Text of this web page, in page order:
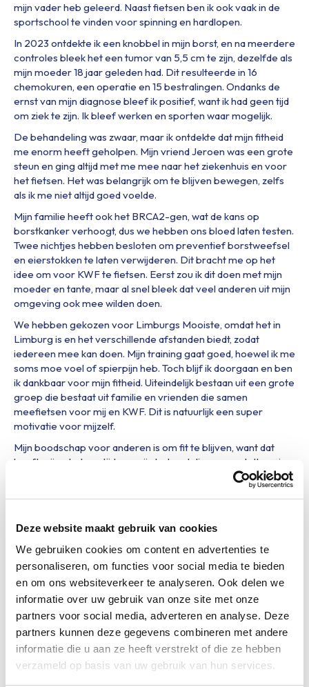
Deze website maakt gebruik van cookies
We gebruiken cookies om content en advertenties te
personaliseren, om functies voor social media te bieden
en om ons websiteverkeer te analyseren. Ook delen we
informatie over uw gebruik van onze site met onze
partners voor social media, adverteren en analyse. Deze
partners kunnen deze gegevens combineren met andere
informatie die u aan ze heeft verstrekt of die ze hebben
verzameld op basis van uw gebruik van hun services.
mijn vader heb geleerd. Naast fietsen ben ik ook vaak in de
sportschool te vinden voor spinning en hardlopen.
In 2023 ontdekte ik een knobbel in mijn borst, en na meerdere
controles bleek het een tumor van 5,5 cm te zijn, dezelfde als
mijn moeder 18 jaar geleden had. Dit resulteerde in 16
chemokuren, een operatie en 15 bestralingen. Ondanks de
ernst van mijn diagnose bleef ik positief, want ik had geen tijd
om ziek te zijn. Ik bleef werken en sporten waar mogelijk.
De behandeling was zwaar, maar ik ontdekte dat mijn fitheid
me enorm heeft geholpen. Mijn vriend Jeroen was een grote
steun en ging altijd met me mee naar het ziekenhuis en voor
het fietsen. Het was belangrijk om te blijven bewegen, zelfs
als ik me niet altijd goed voelde.
Mijn familie heeft ook het BRCA2-gen, wat de kans op
borstkanker verhoogt, dus we hebben ons bloed laten testen.
Twee nichtjes hebben besloten om preventief borstweefsel
en eierstokken te laten verwijderen. Dit bracht me op het
idee om voor KWF te fietsen. Eerst zou ik dit doen met mijn
moeder en tante, maar al snel bleek dat veel anderen uit mijn
omgeving ook mee wilden doen.
We hebben gekozen voor Limburgs Mooiste, omdat het in
Limburg is en het verschillende afstanden biedt, zodat
iedereen mee kan doen. Mijn training gaat goed, hoewel ik me
soms moe voel of spierpijn heb. Toch blijf ik doorgaan en ben
ik dankbaar voor mijn fitheid. Uiteindelijk bestaan uit een grote
groep die bestaat uit familie en vrienden die samen
meefietsen voor mij en KWF. Dit is natuurlijk een super
motivatie voor mijzelf.
Mijn boodschap voor anderen is om fit te blijven, want dat
heeft mij geholpen tijdens mijn behandelingen en stelt me in
staat om nu 90 km te fietsen. We fietsen voor KWF omdat ik
wil bijdragen aan belangrijk onderzoek om borstkanker beter
FIT FOR THE FIGHT
Fiets tegen kanker
Maak jouw deelname extra speciaal netzoals Debbie en Fiets
tegen kanker tijdens Obvion Limburgs Mooiste op 23 mei.
Kom alleen, of met een team van vrienden of collega’s in
actie voor KWF en haal geld op voor belangrijk
kankeronderzoek.